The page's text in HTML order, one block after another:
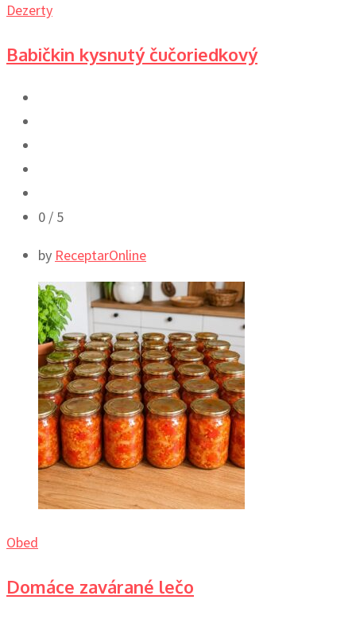
Dezerty
Babičkin kysnutý čučoriedkový
0 / 5
by ReceptarOnline
Obed
Domáce zavárané lečo